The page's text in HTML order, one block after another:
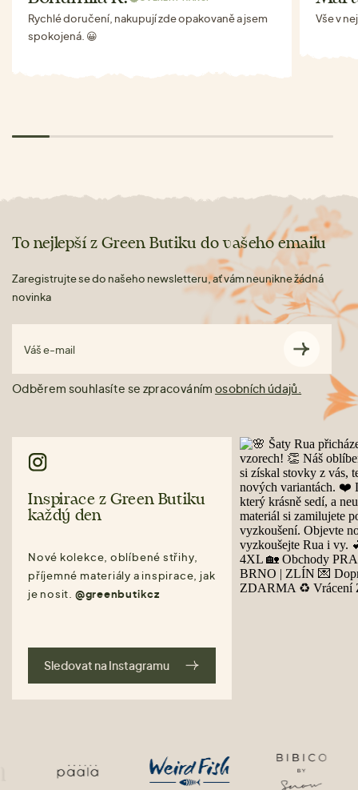
Rychlé doručení, nakupují zde opakovaně a jsem
spokojená. 😀
Vše v
To nejlepší z Green Butiku do vašeho emailu
Zaregistrujte se do našeho newsletteru, ať vám neunikne žádná
novinka
Váš e-mail
Odběrem souhlasíte se zpracováním osobních údajů.
Inspirace z Green Butiku
každý den
Nové kolekce, oblíbené střihy,
příjemné materiály a inspirace, jak
je nosit. @greenbutikcz
Sledovat na Instagramu